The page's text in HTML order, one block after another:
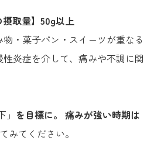
摂取量】50g以上
物・菓子パン・スイーツが重なる
炎症を介して、痛みや不調に関
を目標に。 痛みが強い時期は
みてください。